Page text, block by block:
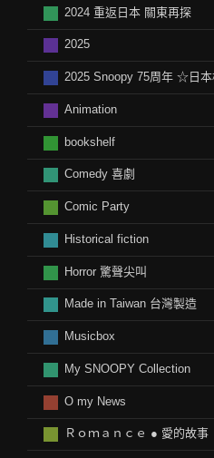
2024 重返日本 關東再探
2025
2025 Snoopy 75周年 ☆日
Animation
bookshelf
Comedy 喜劇
Comic Party
Historical fiction
Horror 驚聲尖叫
Made in Taiwan 台灣製造
Musicbox
My SNOOPY Collection
O my News
Ｒｏｍａｎｃｅ ● 愛的故事